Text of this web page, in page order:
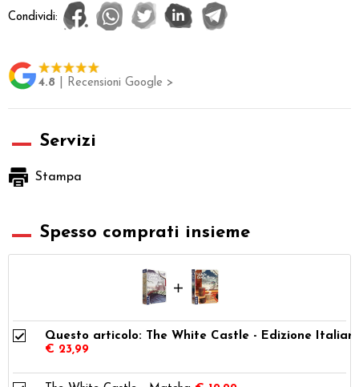
Condividi:
4.8 | Recensioni Google >
Servizi
Stampa
Spesso comprati insieme
Questo articolo: The White Castle - Edizione
€ 23,99